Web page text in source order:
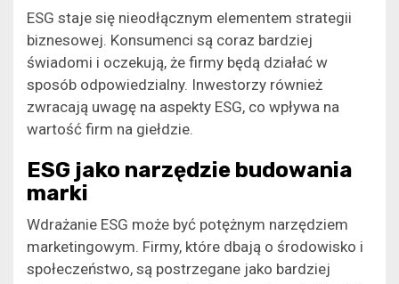
ESG staje się nieodłącznym elementem strategii
biznesowej. Konsumenci są coraz bardziej
świadomi i oczekują, że firmy będą działać w
sposób odpowiedzialny. Inwestorzy również
zwracają uwagę na aspekty ESG, co wpływa na
wartość firm na giełdzie.
ESG jako narzędzie budowania
marki
Wdrażanie ESG może być potężnym narzędziem
marketingowym. Firmy, które dbają o środowisko i
społeczeństwo, są postrzegane jako bardziej